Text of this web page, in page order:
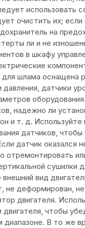
использовать
очистить их;
на
ли и не
в шкафу
для шлама оснащена
датчики
надежно ли
и т. д.
датчиков,
датчик оказался
отремонтировать
сушилки
вид
не деформирован,
двигателя.
чтобы
диапазоне. В то же